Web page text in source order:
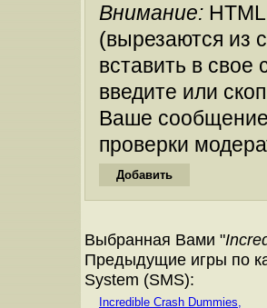
Внимание:
(вырезаются из
вставить в
введите или
Ваше
проверки
Выбранная Вами "
Предыдущие игры по
System (SMS):
Incredible Crash Dummies,